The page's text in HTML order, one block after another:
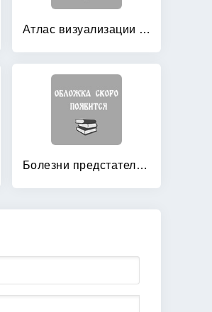
Атлас визуализации в урологии
Болезни предстательной железы